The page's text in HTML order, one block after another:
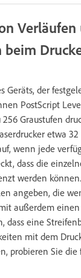
Verläufen
beim
Geräts, der
PostScript
256 Graustufen
etwa
wenn jede
dass die
werden
angeben, die
außerdem
dass eine
mit dem
probieren Sie